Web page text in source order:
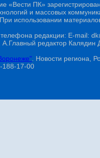
«Вести ПК»
и массовых
использовании
редакции: E-mail:
редактор
. Новости региона,
188-17-00